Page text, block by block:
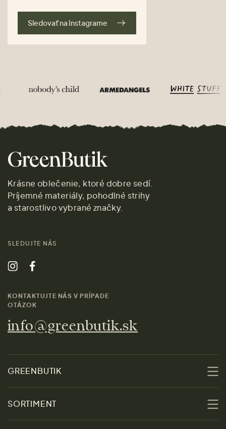
Sledovať na Instagrame
Krásne oblečenie, ktoré dobre sedí.
Príjemné materiály, pohodlné strihy
a starostlivo vybrané značky.
SLEDUJTE NÁS
KONTAKTUJTE NÁS V PRÍPADE
OTÁZOK
info@greenbutik.sk
GREENBUTIK
Udržateľnosť
SORTIMENT